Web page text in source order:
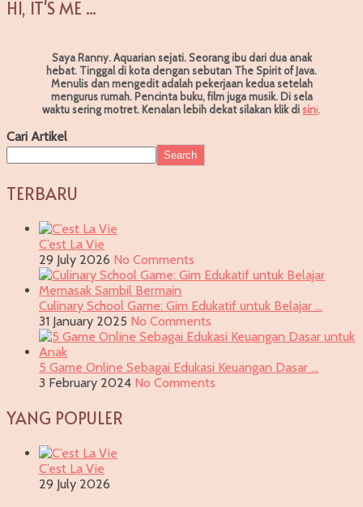
HI, IT'S ME ...
Saya Ranny. Aquarian sejati. Seorang ibu dari dua anak
hebat. Tinggal di kota dengan sebutan The Spirit of Java.
Menulis dan mengedit adalah pekerjaan kedua setelah
mengurus rumah. Pencinta buku, film juga musik. Di sela
waktu sering motret. Kenalan lebih dekat silakan klik disini
Cari Artikel
Search
TERBARU
C’est La Vie
29 July 2026 No Comments
Culinary School Game: Gim Edukatif untuk Belajar …
31 January 2025 No Comments
5 Game Online Sebagai Edukasi Keuangan Dasar …
3 February 2024 No Comments
YANG POPULER
C’est La Vie
29 July 2026